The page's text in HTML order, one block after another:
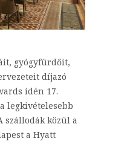
gyógyfürdőit,
díjazó
idén 17.
legkivételesebb
szállodák közül a
a Hyatt